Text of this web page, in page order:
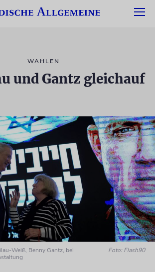
WAHLEN
und Gantz gleichauf
Weiß, Benny Gantz, bei
Foto: Flash90